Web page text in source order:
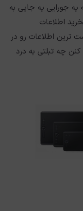
جورایی یه جایی به
اطلاعات
ترین اطلاعات رو در
کنن چه تبلتی به درد